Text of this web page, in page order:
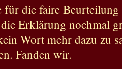
für die faire
Erklärung nochmal
Wort mehr dazu zu
Fanden wir.